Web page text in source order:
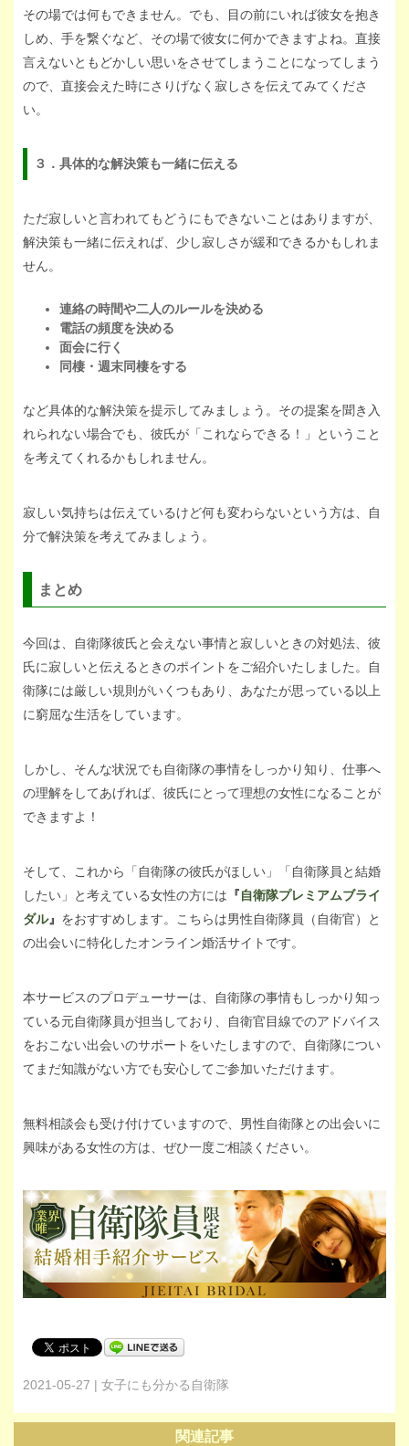
その場では何もできません。でも、目の前にいれば彼女を抱き
しめ、手を繋ぐなど、その場で彼女に何かできますよね。直接
言えないともどかしい思いをさせてしまうことになってしまう
ので、直接会えた時にさりげなく寂しさを伝えてみてくださ
い。
３．具体的な解決策も一緒に伝える
ただ寂しいと言われてもどうにもできないことはありますが、
解決策も一緒に伝えれば、少し寂しさが緩和できるかもしれま
せん。
連絡の時間や二人のルールを決める
電話の頻度を決める
面会に行く
同棲・週末同棲をする
など具体的な解決策を提示してみましょう。その提案を聞き入
れられない場合でも、彼氏が「これならできる！」ということ
を考えてくれるかもしれません。
寂しい気持ちは伝えているけど何も変わらないという方は、自
分で解決策を考えてみましょう。
まとめ
今回は、自衛隊彼氏と会えない事情と寂しいときの対処法、彼
氏に寂しいと伝えるときのポイントをご紹介いたしました。自
衛隊には厳しい規則がいくつもあり、あなたが思っている以上
に窮屈な生活をしています。
しかし、そんな状況でも自衛隊の事情をしっかり知り、仕事へ
の理解をしてあげれば、彼氏にとって理想の女性になることが
できますよ！
そして、これから「自衛隊の彼氏がほしい」「自衛隊員と結婚
したい」と考えている女性の方には 『自衛隊プレミアムブライ
ダル』 をおすすめします。こちらは男性自衛隊員（自衛官）と
の出会いに特化したオンライン婚活サイトです。
本サービスのプロデューサーは、自衛隊の事情もしっかり知っ
ている元自衛隊員が担当しており、自衛官目線でのアドバイス
をおこない出会いのサポートをいたしますので、自衛隊につい
てまだ知識がない方でも安心してご参加いただけます。
無料相談会も受け付けていますので、男性自衛隊との出会いに
興味がある女性の方は、ぜひ一度ご相談ください。
2021-05-27 | 女子にも分かる自衛隊
関連記事